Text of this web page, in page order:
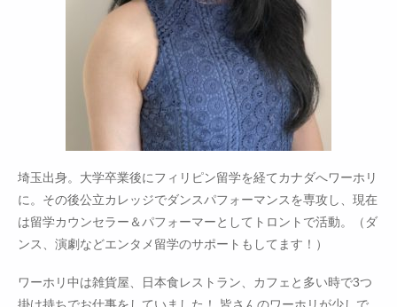
埼玉出身。大学卒業後にフィリピン留学を経てカナダへワーホリ
に。その後公立カレッジでダンスパフォーマンスを専攻し、現在
は留学カウンセラー＆パフォーマーとしてトロントで活動。（ダ
ンス、演劇などエンタメ留学のサポートもしてます！）
ワーホリ中は雑貨屋、日本食レストラン、カフェと多い時で3つ
掛け持ちでお仕事をしていました！ 皆さんのワーホリが少しで